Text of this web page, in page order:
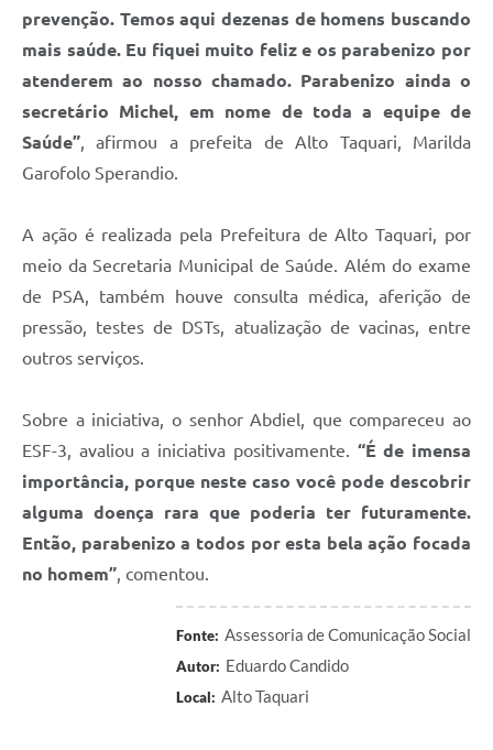
prevenção. Temos aqui dezenas de homens buscando
mais saúde. Eu fiquei muito feliz e os parabenizo por
atenderem ao nosso chamado. Parabenizo ainda o
secretário Michel, em nome de toda a equipe de
Saúde” , afirmou a prefeita de Alto Taquari, Marilda
Garofolo Sperandio.
A ação é realizada pela Prefeitura de Alto Taquari, por
meio da Secretaria Municipal de Saúde. Além do exame
de PSA, também houve consulta médica, aferição de
pressão, testes de DSTs, atualização de vacinas, entre
outros serviços.
Sobre a iniciativa, o senhor Abdiel, que compareceu ao
ESF-3, avaliou a iniciativa positivamente. “É de imensa
importância, porque neste caso você pode descobrir
alguma doença rara que poderia ter futuramente.
Então, parabenizo a todos por esta bela ação focada
no homem” , comentou.
Fonte: Assessoria de Comunicação Social
Autor: Eduardo Candido
Local: Alto Taquari